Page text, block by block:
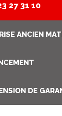
27 31 10
ANCIEN
DE